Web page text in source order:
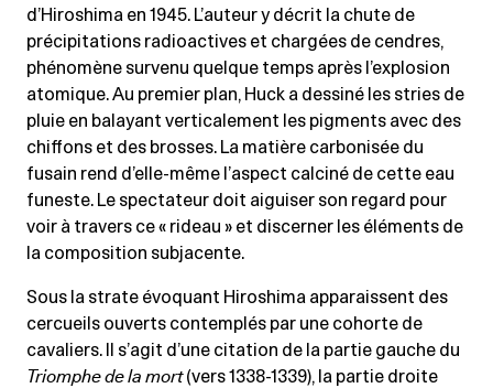
d’Hiroshima en 1945. L’auteur y décrit la chute de
précipitations radioactives et chargées de cendres,
phénomène survenu quelque temps après l’explosion
atomique. Au premier plan, Huck a dessiné les stries de
pluie en balayant verticalement les pigments avec des
chiffons et des brosses. La matière carbonisée du
fusain rend d’elle-même l’aspect calciné de cette eau
funeste. Le spectateur doit aiguiser son regard pour
voir à travers ce « rideau » et discerner les éléments de
la composition subjacente.
Sous la strate évoquant Hiroshima apparaissent des
cercueils ouverts contemplés par une cohorte de
cavaliers. Il s’agit d’une citation de la partie gauche du
Triomphe de la mort(vers 1338-1339), la partie droite